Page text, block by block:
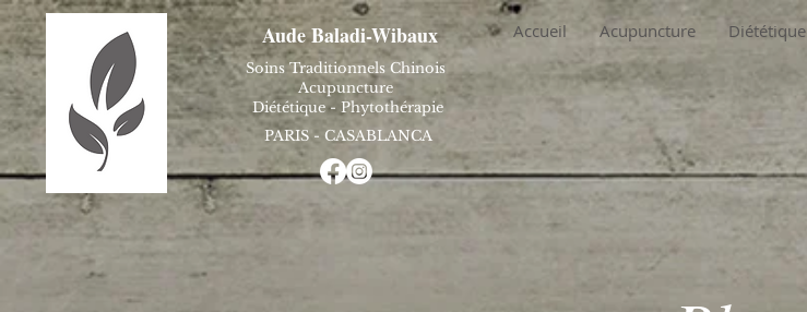
Aude Baladi-Wibaux
Soins Traditionnels Chinois
Acupuncture
Diététique - Phytothérapie
PARIS - CASABLANCA
Accueil Acupuncture Diététique